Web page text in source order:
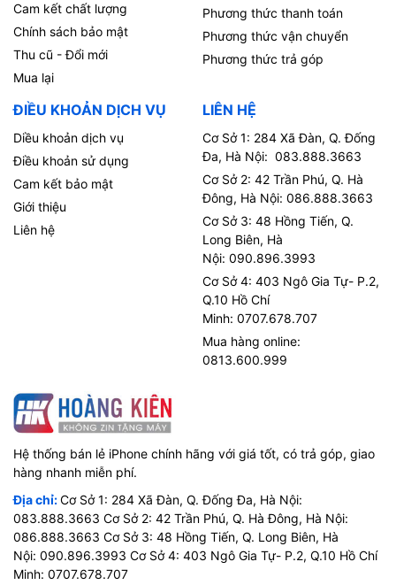
Cam kết chất lượng
Chính sách bảo mật
Thu cũ - Đổi mới
Mua lại
Phương thức thanh toán
Phương thức vận chuyển
Phương thức trả góp
ĐIỀU KHOẢN DỊCH VỤ
Diều khoản dịch vụ
Điều khoản sử dụng
Cam kết bảo mật
Giới thiệu
Liên hệ
LIÊN HỆ
Cơ Sở 1: 284 Xã Đàn, Q. Đống
Đa, Hà Nội: 083.888.3663
Cơ Sở 2: 42 Trần Phú, Q. Hà
Đông, Hà Nội: 086.888.3663
Cơ Sở 3: 48 Hồng Tiến, Q.
Long Biên, Hà
Nội: 090.896.3993
Cơ Sở 4: 403 Ngô Gia Tự- P.2,
Q.10 Hồ Chí
Minh: 0707.678.707
Mua hàng online:
0813.600.999
Hệ thống bán lẻ iPhone chính hãng với giá tốt, có trả góp, giao
hàng nhanh miễn phí.
Địa chỉ:Cơ Sở 1: 284 Xã Đàn, Q. Đống Đa, Hà Nội:
083.888.3663 Cơ Sở 2: 42 Trần Phú, Q. Hà Đông, Hà Nội:
086.888.3663 Cơ Sở 3: 48 Hồng Tiến, Q. Long Biên, Hà
Nội: 090.896.3993 Cơ Sở 4: 403 Ngô Gia Tự- P.2, Q.10 Hồ Chí
Minh: 0707.678.707